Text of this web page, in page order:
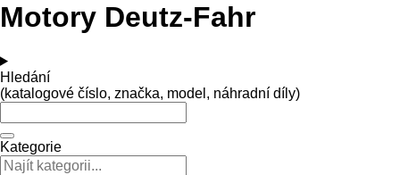
Motory Deutz-Fahr
Hledání
(katalogové číslo, značka, model, náhradní díly)
Kategorie